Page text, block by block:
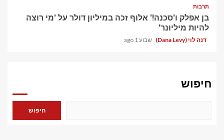
תרבות
בן אפלק ו'סכנה!' אלוף זכה במיליון דולר על 'מי רוצה
להיות מיליונר'
דנה לוי (Dana Levy) שבוע 1 ago
חיפוש
חיפוש